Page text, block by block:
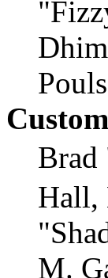
Hall,
M.